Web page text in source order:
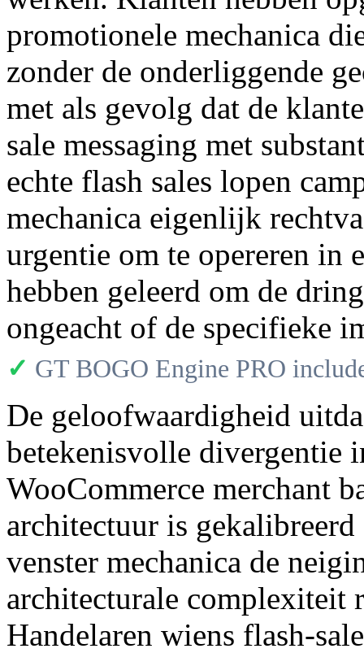
promotionele mechanica
zonder de onderliggende
met als gevolg dat de
sale messaging met
echte flash sales lopen
mechanica eigenlijk
urgentie om te opereren in
hebben geleerd om de
ongeacht of de specifieke
✓ GT BOGO Engine PRO
De geloofwaardigheid
betekenisvolle divergentie
WooCommerce merchant
architectuur is
venster mechanica de
architecturale complexiteit
Handelaren wiens flash-